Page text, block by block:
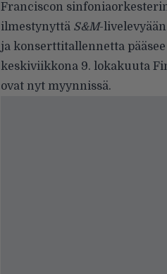
Franciscon
ilmestynyttä S&M-
ja konserttitallennetta
keskiviikkona 9. lokakuuta
ovat nyt myynnissä.